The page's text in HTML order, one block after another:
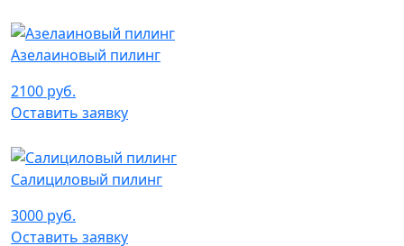
Азелаиновый пилинг
2100 руб.
Оставить заявку
Салициловый пилинг
3000 руб.
Оставить заявку